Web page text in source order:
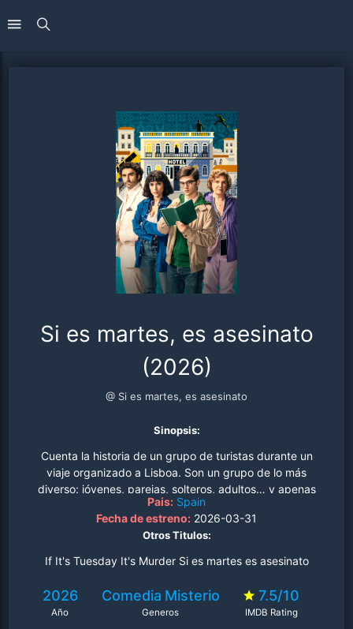
Si es martes, es asesinato
(2026)
@ Si es martes, es asesinato
Sinopsis:
Cuenta la historia de un grupo de turistas durante un
viaje organizado a Lisboa. Son un grupo de lo más
diverso: jóvenes, parejas, solteros, adultos… y apenas
tienen cosas en común. Cuando uno de los turistas
aparece muerto la mañana posterior a su llegada, cuatro
de ellos, fans de las novelas policiacas y de misterio,
comienzan a investigar si alguno de ellos puede ser el
asesino. Cada día de sus vacaciones, y de su
investigación, se recoge en un episodio en el que
deberán hacer frente a la policía local, a los
sospechosos, al asesino… y todo ello mientras recorren
Pais: Spain
Fecha de estreno: 2026-03-31
Otros Titulos:
If It's Tuesday It's Murder Si es martes es asesinato
2026
Año
Comedia Misterio
Generos
7.5/10
IMDB Rating